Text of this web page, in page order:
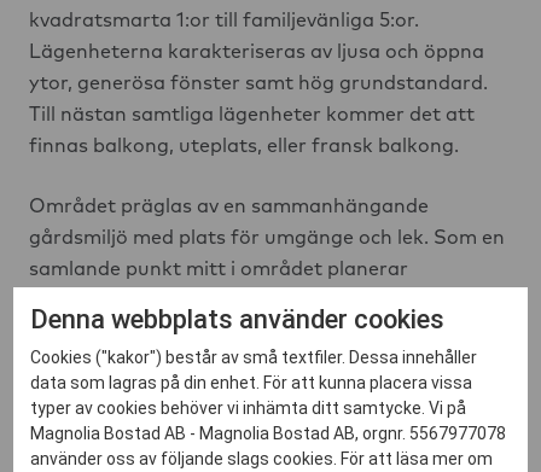
kvadratsmarta 1:or till familjevänliga 5:or.
Lägenheterna karakteriseras av ljusa och öppna
ytor, generösa fönster samt hög grundstandard.
Till nästan samtliga lägenheter kommer det att
finnas balkong, uteplats, eller fransk balkong.
Området präglas av en sammanhängande
gårdsmiljö med plats för umgänge och lek. Som en
samlande punkt mitt i området planerar
– Det känns fantastiskt kul att äntligen komma
igång med vårt första bostadsprojekt i Lund, säger
Mats Nilsson, Regionchef Syd på Magnolia Bostad.
Denna webbplats använder cookies
Cookies ("kakor") består av små textfiler. Dessa innehåller
data som lagras på din enhet. För att kunna placera vissa
typer av cookies behöver vi inhämta ditt samtycke. Vi på
Magnolia Bostad AB - Magnolia Bostad AB, orgnr. 5567977078
använder oss av följande slags cookies. För att läsa mer om